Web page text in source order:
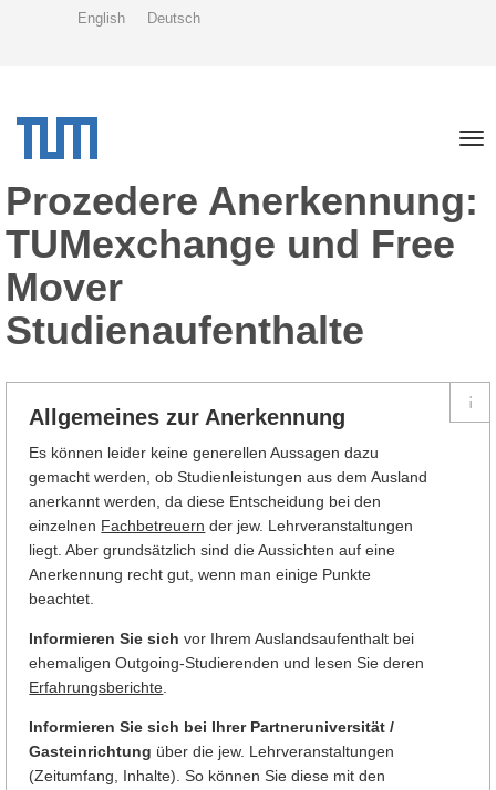
English Deutsch
Prozedere Anerkennung:
TUMexchange und Free
Mover
Studienaufenthalte
Allgemeines zur Anerkennung
Es können leider keine generellen Aussagen dazu
gemacht werden, ob Studienleistungen aus dem Ausland
anerkannt werden, da diese Entscheidung bei den
einzelnen Fachbetreuern der jew. Lehrveranstaltungen
liegt. Aber grundsätzlich sind die Aussichten auf eine
Anerkennung recht gut, wenn man einige Punkte
beachtet.
Informieren Sie sich vor Ihrem Auslandsaufenthalt bei
ehemaligen Outgoing-Studierenden und lesen Sie deren
Erfahrungsberichte
Informieren Sie sich bei Ihrer Partneruniversität /
Gasteinrichtung über die jew. Lehrveranstaltungen
(Zeitumfang, Inhalte). So können Sie diese mit den